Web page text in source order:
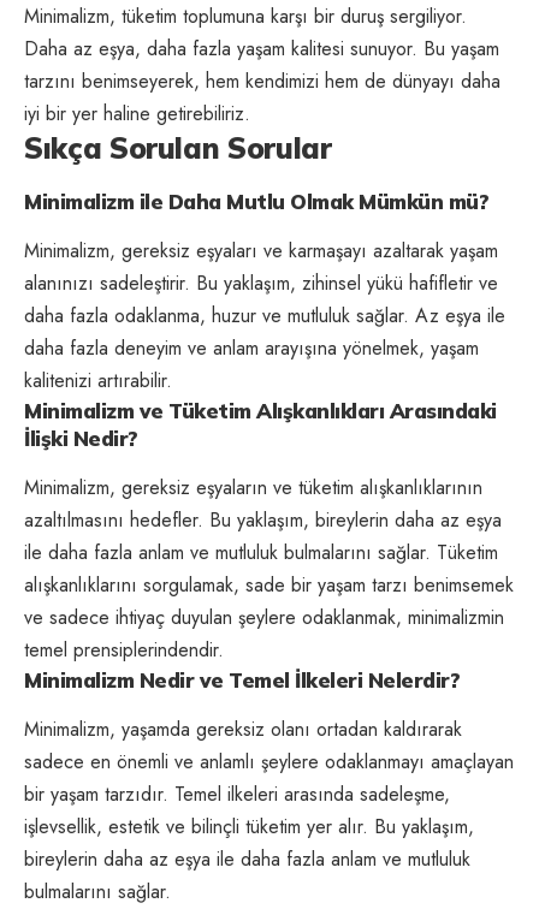
Minimalizm, tüketim toplumuna karşı bir duruş sergiliyor.
Daha az eşya, daha fazla yaşam kalitesi sunuyor. Bu yaşam
tarzını benimseyerek, hem kendimizi hem de dünyayı daha
iyi bir yer haline getirebiliriz.
Sıkça Sorulan Sorular
Minimalizm ile Daha Mutlu Olmak Mümkün mü?
Minimalizm, gereksiz eşyaları ve karmaşayı azaltarak yaşam
alanınızı sadeleştirir. Bu yaklaşım, zihinsel yükü hafifletir ve
daha fazla odaklanma, huzur ve mutluluk sağlar. Az eşya ile
daha fazla deneyim ve anlam arayışına yönelmek, yaşam
kalitenizi artırabilir.
Minimalizm ve Tüketim Alışkanlıkları Arasındaki
İlişki Nedir?
Minimalizm, gereksiz eşyaların ve tüketim alışkanlıklarının
azaltılmasını hedefler. Bu yaklaşım, bireylerin daha az eşya
ile daha fazla anlam ve mutluluk bulmalarını sağlar. Tüketim
alışkanlıklarını sorgulamak, sade bir yaşam tarzı benimsemek
ve sadece ihtiyaç duyulan şeylere odaklanmak, minimalizmin
temel prensiplerindendir.
Minimalizm Nedir ve Temel İlkeleri Nelerdir?
Minimalizm, yaşamda gereksiz olanı ortadan kaldırarak
sadece en önemli ve anlamlı şeylere odaklanmayı amaçlayan
bir yaşam tarzıdır. Temel ilkeleri arasında sadeleşme,
işlevsellik, estetik ve bilinçli tüketim yer alır. Bu yaklaşım,
bireylerin daha az eşya ile daha fazla anlam ve mutluluk
bulmalarını sağlar.